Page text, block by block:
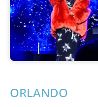
ORLANDO